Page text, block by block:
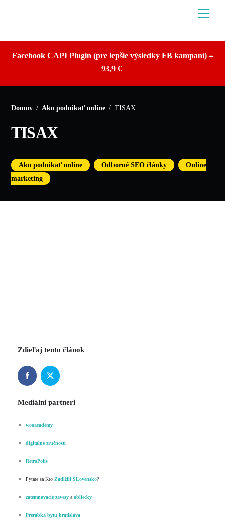
Facebook CAPI Plugin (pre lepšie výsledky FB kampaní) =
93,9 €
Domov / Ako podnikať online / TISAX
TISAX
Ako podnikať online , Odborné SEO články ,
Online
marketing
Zdieľaj tento článok
Mediálni partneri
wooacademy
digitálne zručnosti
RetroPolis
Pýtate sa KtoZadlžili SLovensko?
zatemnovacie zavesy aobliecky
Prerábka bytu bratislava